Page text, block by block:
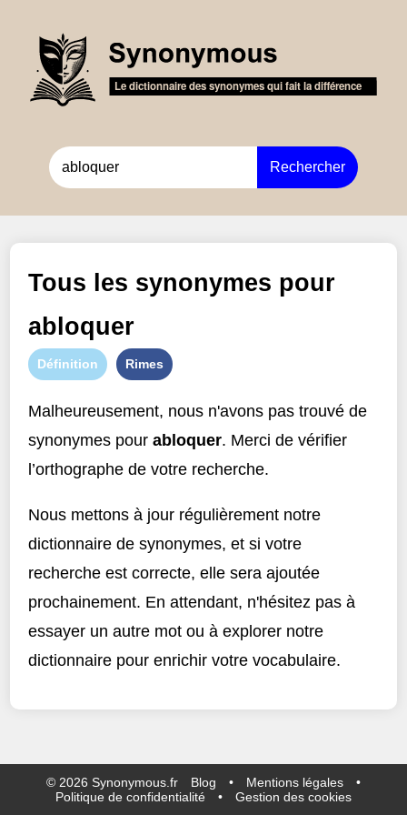
Rechercher
Tous les synonymes pour
abloquer
Définition Rimes
Malheureusement, nous n'avons pas trouvé de
synonymes pourabloquer. Merci de vérifier
l’orthographe de votre recherche.
Nous mettons à jour régulièrement notre
dictionnaire de synonymes, et si votre
recherche est correcte, elle sera ajoutée
prochainement. En attendant, n'hésitez pas à
essayer un autre mot ou à explorer notre
dictionnaire pour enrichir votre vocabulaire.
© 2026 Synonymous.fr Blog • Mentions légales
•
Politique de confidentialité
• Gestion des cookies